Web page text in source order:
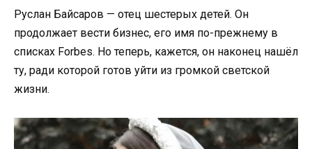
Руслан Байсаров — отец шестерых детей. Он
продолжает вести бизнес, его имя по-прежнему в
списках Forbes. Но теперь, кажется, он наконец нашёл
ту, ради которой готов уйти из громкой светской
жизни.